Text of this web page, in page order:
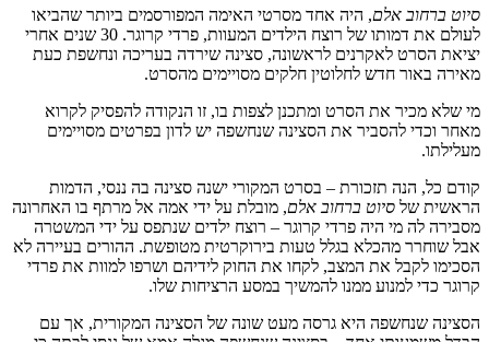
סיוט ברחוב אלם, היה אחד מסרטי האימה המפורסמים ביותר שהביאו
לעולם את דמותו של רוצח הילדים המעוות, פרדי קרוגר. 30 שנים אחרי
יציאת הסרט לאקרנים לראשונה, סצינה שירדה בעריכה ונחשפת כעת
מאירה באור חדש לחלוטין חלקים מסויימים מהסרט.
מי שלא מכיר את הסרט ומתכנן לצפות בו, זו הנקודה להפסיק לקרוא
מאחר וכדי להסביר את הסצינה שנחשפה יש לדון בפרטים מסויימים
מעלילתו.
קודם כל, הנה תזכורת – בסרט המקורי ישנה סצינה בה ננסי, הדמות
הראשית של סיוט ברחוב אלם, מובלת על ידי אמה אל מרתף בו האחרונה
מסבירה לה מי היה פרדי קרוגר – רוצח ילדים שנתפס על ידי המשטרה
אבל שוחרר מהכלא בגלל טעות בירוקרטית מטופשת. ההורים בעיירה לא
הסכימו לקבל את המצב, לקחו את החוק לידיהם ושרפו למוות את פרדי
קרוגר כדי למנוע ממנו להמשיך במסע הרציחות שלו.
הסצינה שנחשפה היא גרסה מעט שונה של הסצינה המקורית, אך עם